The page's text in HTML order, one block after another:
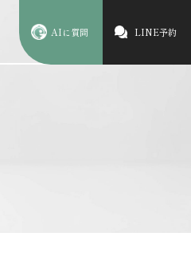
AIに質問 LINE予約